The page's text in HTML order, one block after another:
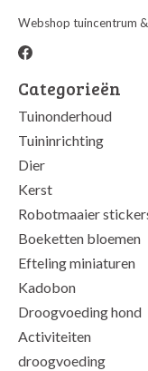
Webshop tuincentrum
Categorieën
Tuinonderhoud
Tuininrichting
Dier
Kerst
Robotmaaier
Boeketten bloemen
Efteling miniaturen
Kadobon
Droogvoeding hond
Activiteiten
droogvoeding